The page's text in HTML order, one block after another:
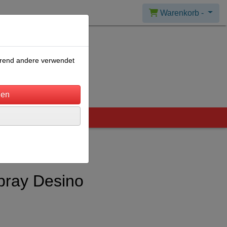
Warenkorb -
Desino
andere verwendet